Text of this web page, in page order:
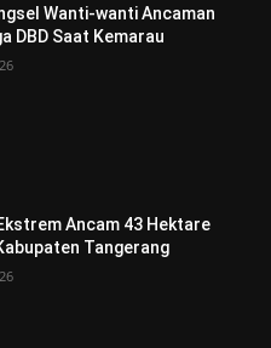
Wanti-wanti Ancaman
DBD Saat Kemarau
Ancam 43 Hektare
Tangerang